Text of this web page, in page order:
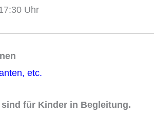
Uhr
etc.
für Kinder in Begleitung.